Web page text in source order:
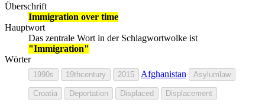
Überschrift
Immigration over time
Hauptwort
Das zentrale Wort in der Schlagwortwolke ist
"Immigration"
Wörter
1990s 19thcentury 2015 Afghanistan Asylumlaw
Croatia Deportation Displaced Displacement